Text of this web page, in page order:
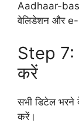
Aadhaar-
वेलिडेशन और e-
Step
करें
सभी डिटेल
करें।